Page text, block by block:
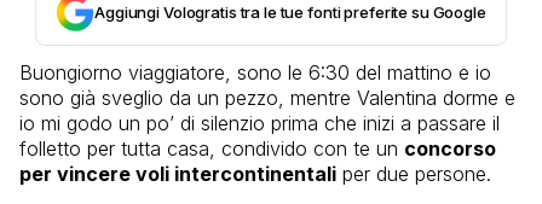
Aggiungi Vologratis tra le tue fonti preferite su Google
Buongiorno viaggiatore, sono le 6:30 del mattino e io
sono già sveglio da un pezzo, mentre Valentina dorme e
io mi godo un po’ di silenzio prima che inizi a passare il
folletto per tutta casa, condivido con te un concorso
per vincere voli intercontinentali per due persone.